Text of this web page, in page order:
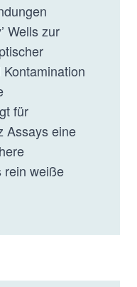
Wells zur
für
Assays eine
rein weiße